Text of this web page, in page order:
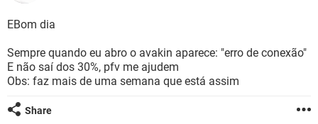
GUIA DE COMPRAS
INSTAGRAM
CELULAR
OUTLOOK
INSTAGRAM GMAIL
GUIA DE COMPRAS
JOGOS
OUTLOOK EXCEL
GUIA DE COMPRAS
EBom dia
Sempre quando eu abro o avakin aparece: "erro de conexão"
E não saí dos 30%, pfv me ajudem
Obs: faz mais de uma semana que está assim
Share